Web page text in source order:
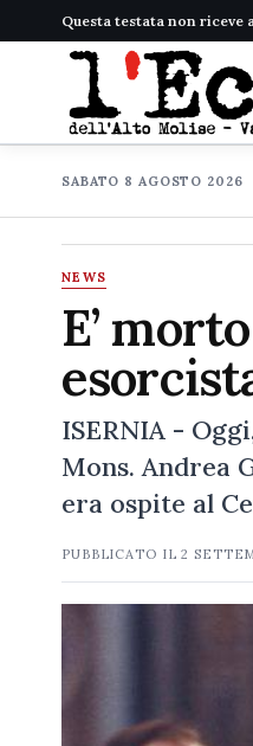
Questa testata non riceve
SABATO 8 AGOSTO 2026
NEWS
E’
ISERNIA -
Mons. Andrea
era ospite al
PUBBLICATO IL2